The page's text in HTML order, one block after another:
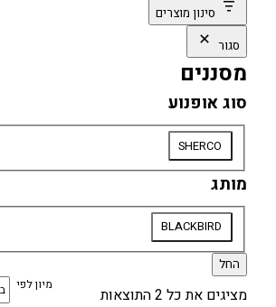
סינון מוצרים
סגור
מסננים
סוג אופנוע
סוג
אופנוע
SHERCO
מותג
מותג
BLACKBIRD
החל
מציגים את כל ⁦2⁩ התוצאות מיון לפי